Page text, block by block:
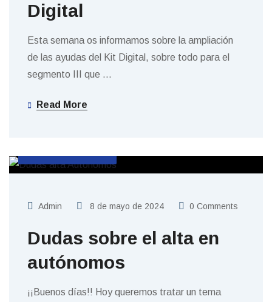
Digital
Esta semana os informamos sobre la ampliación
de las ayudas del Kit Digital, sobre todo para el
segmento III que …
Read More
Admin 8 de mayo de 2024 0 Comments
Dudas sobre el alta en
autónomos
¡¡Buenos días!! Hoy queremos tratar un tema